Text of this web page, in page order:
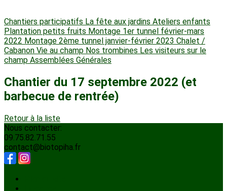
Chantiers participatifs La fête aux jardins Ateliers enfants
Plantation petits fruits Montage 1er tunnel février-mars
2022 Montage 2ème tunnel janvier-février 2023 Chalet /
Cabanon Vie au champ Nos trombines Les visiteurs sur le
champ Assemblées Générales
Chantier du 17 septembre 2022 (et
barbecue de rentrée)
Retour à la liste
Nous contacter:
09.75.82.71.55
contact@biotopiha.fr